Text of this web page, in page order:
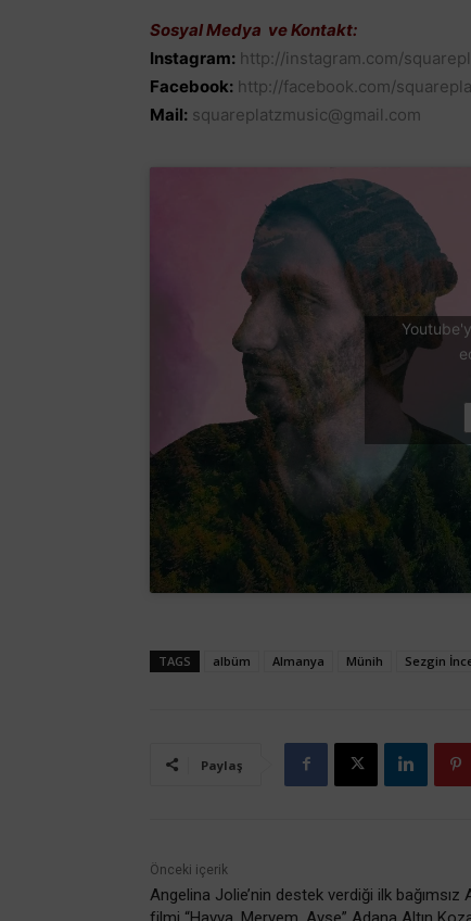
Sosyal Medya ve Kontakt:
Instagram: http://instagram.com/
Facebook: http://facebook.com/
Mail: squareplatzmusic@gmail.com
TAGS albüm Almanya Münih Sezgin
Paylaş
Önceki içerik
Angelina Jolie’nin destek verdiği ilk bağımsız